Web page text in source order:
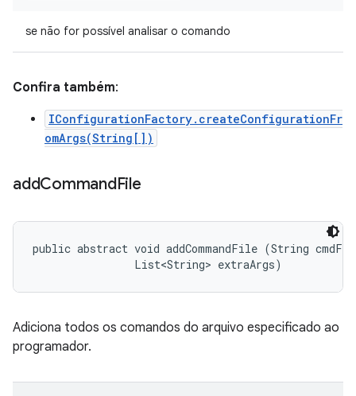
se não for possível analisar o comando
Confira também:
IConfigurationFactory.createConfigurationFr
omArgs(String[])
addCommandFile
public abstract void addCommandFile (String
                List<String> extraArgs)
Adiciona todos os comandos do arquivo especificado ao
programador.